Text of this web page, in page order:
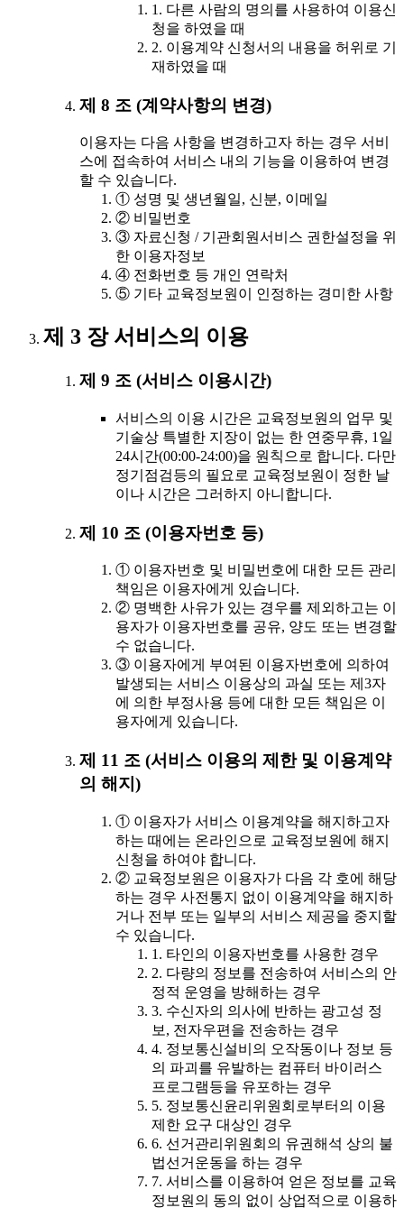
1. 다른 사람의 명의를 사용하여 이용신
청을 하였을 때
2. 이용계약 신청서의 내용을 허위로 기
재하였을 때
제 8 조 (계약사항의 변경)
이용자는 다음 사항을 변경하고자 하는 경우 서비
스에 접속하여 서비스 내의 기능을 이용하여 변경
할 수 있습니다.
① 성명 및 생년월일, 신분, 이메일
② 비밀번호
③ 자료신청 / 기관회원서비스 권한설정을 위
한 이용자정보
④ 전화번호 등 개인 연락처
⑤ 기타 교육정보원이 인정하는 경미한 사항
제 3 장 서비스의 이용
제 9 조 (서비스 이용시간)
서비스의 이용 시간은 교육정보원의 업무 및
기술상 특별한 지장이 없는 한 연중무휴, 1일
24시간(00:00-24:00)을 원칙으로 합니다. 다만
정기점검등의 필요로 교육정보원이 정한 날
이나 시간은 그러하지 아니합니다.
제 10 조 (이용자번호 등)
① 이용자번호 및 비밀번호에 대한 모든 관리
책임은 이용자에게 있습니다.
② 명백한 사유가 있는 경우를 제외하고는 이
용자가 이용자번호를 공유, 양도 또는 변경할
수 없습니다.
③ 이용자에게 부여된 이용자번호에 의하여
발생되는 서비스 이용상의 과실 또는 제3자
에 의한 부정사용 등에 대한 모든 책임은 이
용자에게 있습니다.
제 11 조 (서비스 이용의 제한 및 이용계약
의 해지)
① 이용자가 서비스 이용계약을 해지하고자
하는 때에는 온라인으로 교육정보원에 해지
신청을 하여야 합니다.
② 교육정보원은 이용자가 다음 각 호에 해당
하는 경우 사전통지 없이 이용계약을 해지하
거나 전부 또는 일부의 서비스 제공을 중지할
수 있습니다.
1. 타인의 이용자번호를 사용한 경우
2. 다량의 정보를 전송하여 서비스의 안
정적 운영을 방해하는 경우
3. 수신자의 의사에 반하는 광고성 정
보, 전자우편을 전송하는 경우
4. 정보통신설비의 오작동이나 정보 등
의 파괴를 유발하는 컴퓨터 바이러스
프로그램등을 유포하는 경우
5. 정보통신윤리위원회로부터의 이용
제한 요구 대상인 경우
6. 선거관리위원회의 유권해석 상의 불
법선거운동을 하는 경우
7. 서비스를 이용하여 얻은 정보를 교육
정보원의 동의 없이 상업적으로 이용하